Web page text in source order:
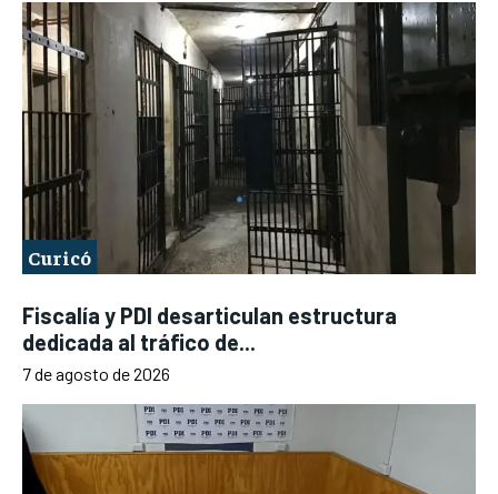
Curicó
Fiscalía y PDI desarticulan estructura
dedicada al tráfico de...
7 de agosto de 2026